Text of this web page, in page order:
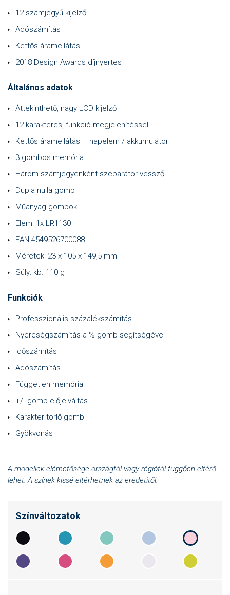
12 számjegyű kijelző
Adószámítás
Kettős áramellátás
2018 Design Awards díjnyertes
Általános adatok
Áttekinthető, nagy LCD kijelző
12 karakteres, funkció megjelenítéssel
Kettős áramellátás – napelem / akkumulátor
3 gombos memória
Három számjegyenként szeparátor vessző
Dupla nulla gomb
Műanyag gombok
Elem: 1x LR1130
EAN 4549526700088
Méretek: 23 x 105 x 149,5 mm
Súly: kb. 110 g
Funkciók
Professzionális százalékszámítás
Nyereségszámítás a % gomb segítségével
Időszámítás
Adószámítás
Független memória
+/- gomb előjelváltás
Karakter törlő gomb
Gyökvonás
A modellek elérhetősége országtól vagy régiótól függően eltérő
lehet. A színek kissé eltérhetnek az eredetitől.
Színváltozatok